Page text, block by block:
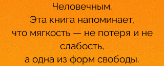
Человечным.
Эта книга напоминает,
что мягкость — не потеря и не
слабость,
а одна из форм свободы.